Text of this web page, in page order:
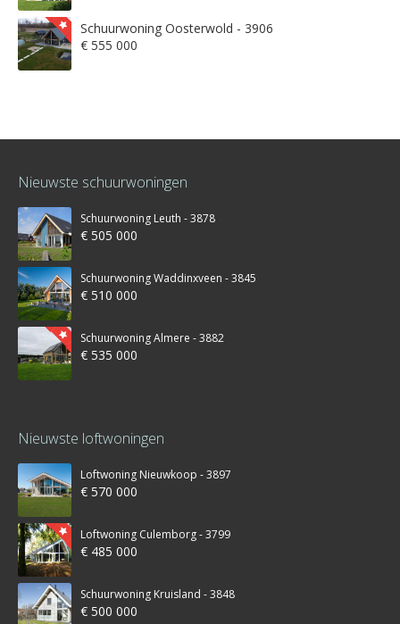
Schuurwoning Oosterwold - 3906
€ 555 000
Nieuwste schuurwoningen
Schuurwoning Leuth - 3878
€ 505 000
Schuurwoning Waddinxveen - 3845
€ 510 000
Schuurwoning Almere - 3882
€ 535 000
Nieuwste loftwoningen
Loftwoning Nieuwkoop - 3897
€ 570 000
Loftwoning Culemborg - 3799
€ 485 000
Schuurwoning Kruisland - 3848
€ 500 000